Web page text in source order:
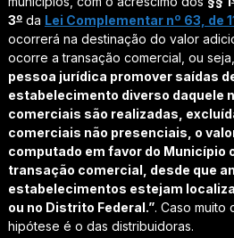
3oda Lei Complementar nº 63, de
ocorrerá na destinação do valor
ocorre a transação comercial, ou seja,
pessoa jurídica promover saídas
estabelecimento diverso daquele
comerciais são realizadas,
comerciais não presenciais, o
computado em favor do Município
transação comercial, desde que
estabelecimentos estejam
ou no Distrito Federal.”. Caso muito
hipótese é o das distribuidoras.